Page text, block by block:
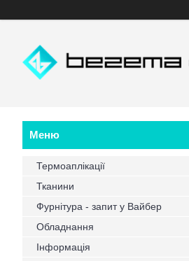
Термоаплікації
Тканини
Фурнітура - запит у Вайбер
Обладнання
Інформація